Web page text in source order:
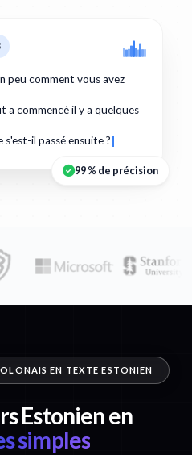
peu comment vous avez
a commencé il y a quelques
s'est-il passé ensuite ?
99 % de précision
EN TEXTE ESTONIEN
Estonien en
simples